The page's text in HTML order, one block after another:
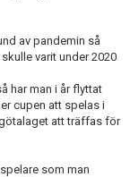
av pandemin så
varit under 2020
har man i år flyttat
cupen att spelas i
att träffas för
som man